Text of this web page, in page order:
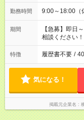
勤務時間 9:00～18:00
期間
【急募】即
相談ください！
特徴 履歴書不要 /
気になる！
掲載元企業名